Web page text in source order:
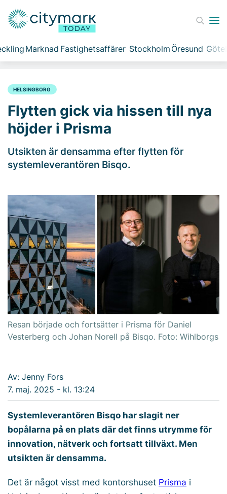
Marknad Fastighetsaffärer Stockholm Öresund
HELSINGBORG
Flytten gick via hissen till nya
höjder i Prisma
Utsikten är densamma efter flytten för
systemleverantören Bisqo.
Resan började och fortsätter i Prisma för Daniel
Vesterberg och Johan Norell på Bisqo. Foto: Wihlborgs
Av: Jenny Fors
7. maj. 2025 - kl. 13:24
Systemleverantören Bisqo har slagit ner
bopålarna på en plats där det finns utrymme för
innovation, nätverk och fortsatt tillväxt. Men
utsikten är densamma.
Det är något visst med kontorshuset Prisma i